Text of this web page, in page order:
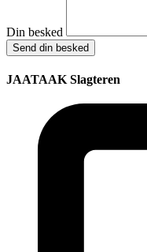
Din besked
Send din besked
JAATAAK Slagteren